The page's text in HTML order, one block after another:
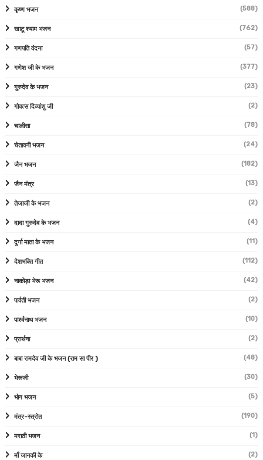
कृष्ण भजन (588)
खाटू श्याम भजन (762)
गणपति वंदना (57)
गणेश जी के भजन (377)
गुरुदेव के भजन (23)
गोवत्स दिव्यांशु जी (2)
चालीसा (78)
चेतावनी भजन (24)
जैन भजन (182)
जैन मंत्र (13)
तेजाजी के भजन (2)
दादा गुरुदेव के भजन (4)
दुर्गा माता के भजन (11)
देशभक्ति गीत (112)
नाकोड़ा भेरू भजन (42)
पार्वती भजन (2)
पार्श्वनाथ भजन (10)
प्रार्थना (2)
बाबा रामदेव जी के भजन (राम सा पीर ) (48)
भेरूजी (30)
भोग भजन (5)
मंत्र-स्त्रोत (190)
मराठी भजन (1)
माँ जानकी के (2)